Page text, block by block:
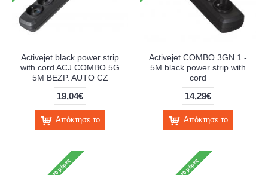
Activejet black power strip
with cord ACJ COMBO 5G
5M BEZP. AUTO CZ
19,04€
Απόκτησε το
Activejet COMBO 3GN 1 -
5M black power strip with
cord
14,29€
Απόκτησε το